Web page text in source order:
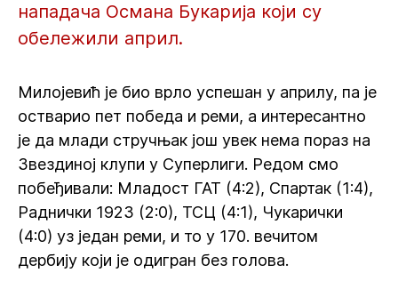
нападача Османа Букарија који су
обележили април.
Милојевић је био врло успешан у априлу, па је
остварио пет победа и реми, а интересантно
је да млади стручњак још увек нема пораз на
Звездиној клупи у Суперлиги. Редом смо
побеђивали: Младост ГАТ (4:2), Спартак (1:4),
Раднички 1923 (2:0), ТСЦ (4:1), Чукарички
(4:0) уз један реми, и то у 170. вечитом
дербију који је одигран без голова.